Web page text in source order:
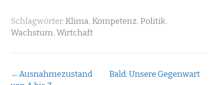
Schlagwörter: Klima , Kompetenz, Politik,
Wachstum ,Wirtchaft
← Ausnahmezustand
Bald: Unsere Gegenwart